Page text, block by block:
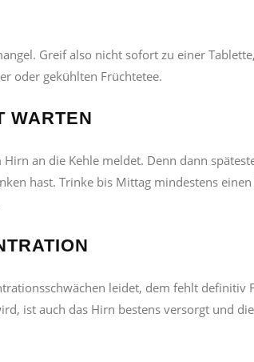
Greif also nicht sofort zu einer
oder gekühlten Früchtetee.
WARTEN
an die Kehle meldet. Denn dann
hast. Trinke bis Mittag mindestens
leidet, dem fehlt definitiv
ist auch das Hirn bestens versorgt und